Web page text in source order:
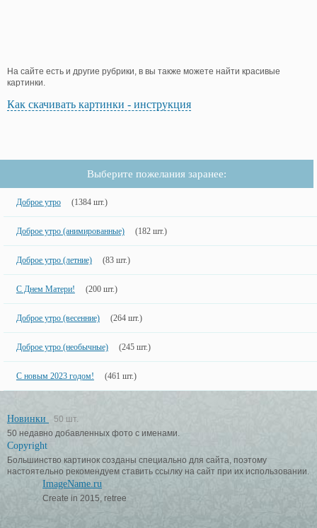
На сайте есть и другие рубрики, в вы также можете найти красивые
картинки.
Как скачивать картинки - инструкция
Выберите пожелания заранее:
Доброе утро (1384 шт.)
Доброе утро (анимированные) (182 шт.)
Доброе утро (летние) (83 шт.)
С Днем Матери! (200 шт.)
Доброе утро (весенние) (264 шт.)
Доброе утро (необычные) (245 шт.)
С новым 2023 годом! (461 шт.)
Новинки
50 шт.
50 недавно добавленных фото с именами.
Copyright
Большинство картинок созданы специально для сайта, поэтому
настоятельно рекомендуем ставить ссылку на сайт при их использовании.
ImageName.ru
Create in 2015, retree